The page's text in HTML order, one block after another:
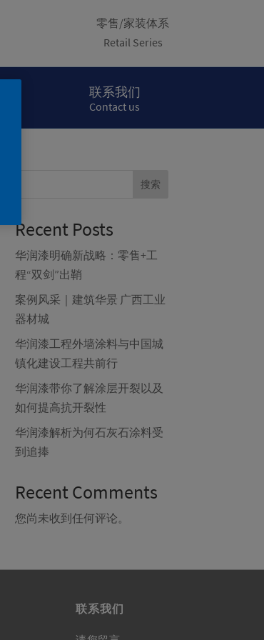
零售/家装体系
Retail Series
联系我们
Contact us
搜索
Recent Posts
华润漆明确新战略：零售+工
程“双剑”出鞘
案例风采｜建筑华景 广西工业
器材城
华润漆工程外墙涂料与中国城
镇化建设工程共前行
华润漆带你了解涂层开裂以及
如何提高抗开裂性
华润漆解析为何石灰石涂料受
到追捧
Recent Comments
您尚未收到任何评论。
联系我们